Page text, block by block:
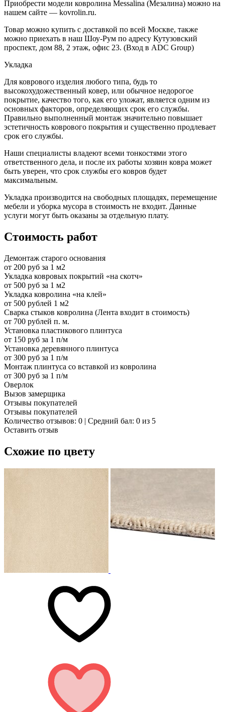
Приобрести модели ковролина Messalina (Мезалина) можно на
нашем сайте — kovrolin.ru.
Товар можно купить с доставкой по всей Москве, также
можно приехать в наш Шоу-Рум по адресу Кутузовский
проспект, дом 88, 2 этаж, офис 23. (Вход в ADC Group)
Укладка
Для коврового изделия любого типа, будь то
высокохудожественный ковер, или обычное недорогое
покрытие, качество того, как его уложат, является одним из
основных факторов, определяющих срок его службы.
Правильно выполненный монтаж значительно повышает
эстетичность коврового покрытия и существенно продлевает
срок его службы.
Наши специалисты владеют всеми тонкостями этого
ответственного дела, и после их работы хозяин ковра может
быть уверен, что срок службы его ковров будет
максимальным.
Укладка производится на свободных площадях, перемещение
мебели и уборка мусора в стоимость не входит. Данные
услуги могут быть оказаны за отдельную плату.
Стоимость работ
Демонтаж старого основания
от 200 руб за 1 м2
Укладка ковровых покрытий «на скотч»
от 500 руб за 1 м2
Укладка ковролина «на клей»
от 500 рублей 1 м2
Сварка стыков ковролина (Лента входит в стоимость)
от 700 рублей п. м.
Установка пластикового плинтуса
от 150 руб за 1 п/м
Установка деревянного плинтуса
от 300 руб за 1 п/м
Монтаж плинтуса со вставкой из ковролина
от 300 руб за 1 п/м
Оверлок
Вызов замерщика
Отзывы покупателей
Отзывы покупателей
Количество отзывов: 0 | Средний бал: 0 из 5
Оставить отзыв
Схожие по цвету